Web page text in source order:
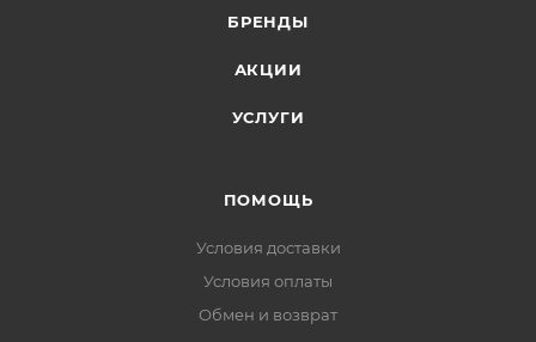
БРЕНДЫ
АКЦИИ
УСЛУГИ
ПОМОЩЬ
Условия доставки
Условия оплаты
Обмен и возврат